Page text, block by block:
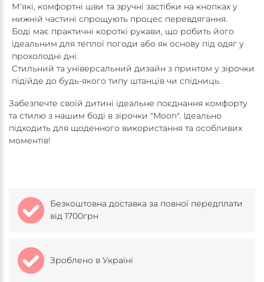
М'які, комфортні шви та зручні застібки на кнопках у
нижній частині спрощують процес перевдягання.
Боді має практичні короткі рукави, що робить його
ідеальним для теплої погоди або як основу під одяг у
прохолодні дні.
Стильний та універсальний дизайн з принтом у зірочки
підійде до будь-якого типу штанців чи спідниць.
Забезпечте своїй дитині ідеальне поєднання комфорту
та стилю з нашим боді в зірочки "Moon". Ідеально
підходить для щоденного використання та особливих
моментів!
Безкоштовна доставка за повної передплати
від 1700грн
Зроблено в Україні